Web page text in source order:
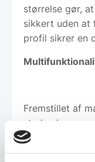
størrelse gør,
sikkert uden at
profil sikrer en
Fremstillet af
styrke, leverer
uden krafttab.
selvklæbende